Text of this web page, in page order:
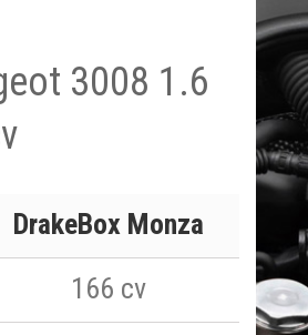
3008 1.6
DrakeBox Monza
166 cv